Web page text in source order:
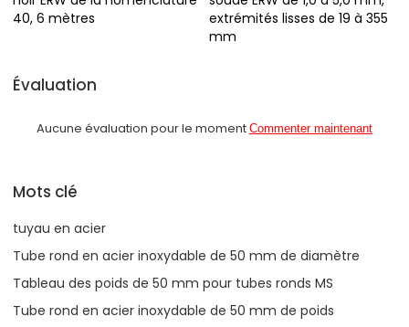
40, 6 mètres
extrémités lisses de 19 à 355
mm
Évaluation
Aucune évaluation pour le moment Commenter maintenant
Mots clé
tuyau en acier
Tube rond en acier inoxydable de 50 mm de diamètre
Tableau des poids de 50 mm pour tubes ronds MS
Tube rond en acier inoxydable de 50 mm de poids